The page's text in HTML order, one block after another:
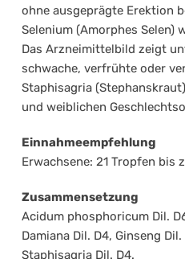
ohne ausgeprägte Erektion
Selenium (Amorphes Selen)
Das Arzneimittelbild zeigt
schwache, verfrühte oder
Staphisagria
und weiblichen
Einnahmeempfehlung
Erwachsene: 21 Tropfen bis
Zusammensetzung
Acidum phosphoricum Dil.
Damiana Dil. D4, Ginseng
Staphisagria Dil. D4.